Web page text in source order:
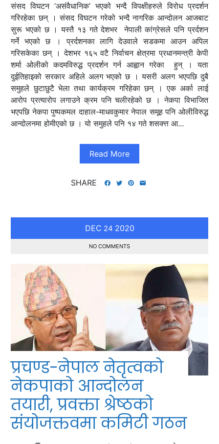
संसद विघटन ‘असंवैधानिक’ भएको भन्दै विपक्षीहरुले विरोध प्रदर्शन
गरिरहेका छन् । संसद विघटन गरेको भन्दै नागरिक आन्दोलन आजबाट
सुरू भएको छ । यस्तै १३ गते देशभर नेपाली कांग्रेसले पनि प्रर्दशन
गर्ने भएको छ । प्रर्दशनका लागि देउवाले सडकमा आउन अपिल
गरिसकेका छन् । देशभर १६५ वटै निर्वाचन क्षेत्रमा प्रधानमन्त्री केपी
शर्मा ओलीको कदमविरुद्ध प्रदर्शन गर्न आह्वान गरेका हुन् । यता
दुईतिहाइको सरकार अहिले अलग भएको छ । यसरी अलग भएपछि दुबै
समुहले छुटाछुटै भेला तथा कार्यक्रम गरिहेका छन् । एक अर्का लाई
आरोप प्रत्यारोप लगाउने क्रम पनि चलीरहेको छ । नेकपा विभाजित
भएपछि नेकपा पुष्पकमल दाहाल-माधवकुमार नेपाल समूह पनि ओलीविरुद्ध
आन्दोलनमा होमीएको छ । यो समुहले पनि १४ गते शसक्त्त आ...
Read More
SHARE
DEC 24 2020
NO COMMENTS
प्रचण्ड-नेपाल नेतृत्वको
नेकपाको आन्दोलन
तयारी, प्रवक्ता श्रेष्ठको
संयोजक्तवमा कमिटी गठन